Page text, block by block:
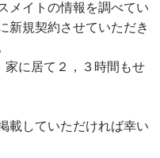
メイトの情報を調べてい
新規契約させていただき
家に居て２，３時間もせ
載していただければ幸い